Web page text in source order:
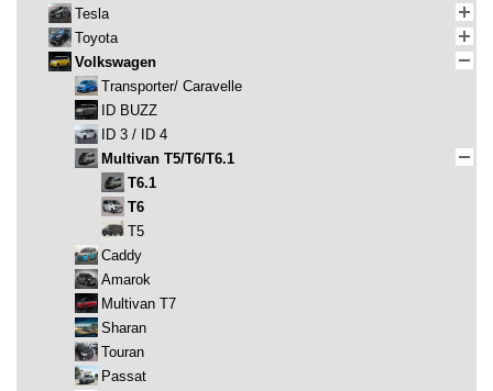
Tesla
Toyota
Volkswagen
Transporter/ Caravelle
ID BUZZ
ID 3 / ID 4
Multivan T5/T6/T6.1
T6.1
T6
T5
Caddy
Amarok
Multivan T7
Sharan
Touran
Passat